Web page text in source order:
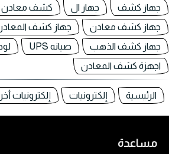
جهاز كشف
جهاز ال
كشف معادن
جهاز كشف معادن
جهاز كشف
جهاز كشف الذهب
صيانه UPS
اجهزة كشف المعادن
الرئيسية إلكترونيات إلكترونيات
مساعدة